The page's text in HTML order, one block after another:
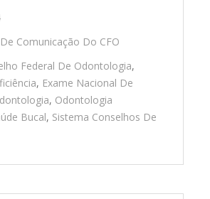
Comunicação Do CFO
Federal De Odontologia,
, Exame Nacional De
, Odontologia
Bucal, Sistema Conselhos De